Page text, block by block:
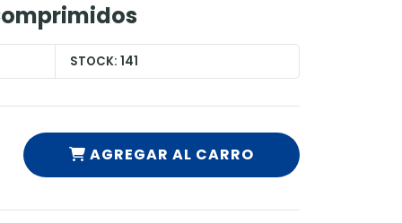
STOCK: 141
AGREGAR AL CARRO